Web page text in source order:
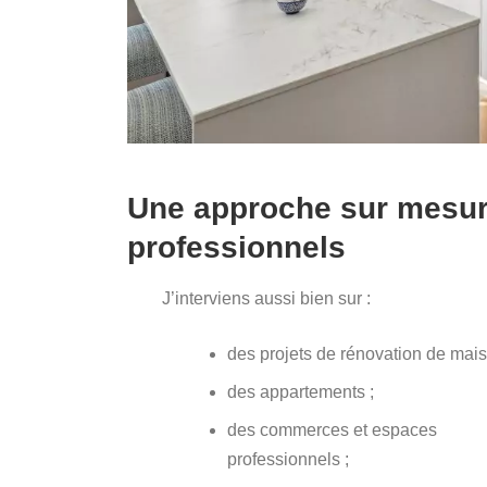
Une approche sur
professionnels
J’interviens aussi bien sur :
des projets de rénovation de
des appartements ;
des commerces et espaces
professionnels ;